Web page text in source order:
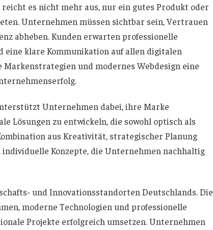
es nicht mehr aus, nur ein gutes Produkt oder
Unternehmen müssen sichtbar sein, Vertrauen
abheben. Kunden erwarten professionelle
klare Kommunikation auf allen digitalen
Markenstrategien und modernes Webdesign eine
Unternehmen dabei, ihre Marke
Lösungen zu entwickeln, die sowohl optisch als
aus Kreativität, strategischer Planung
Konzepte, die Unternehmen nachhaltig
und Innovationsstandorten Deutschlands. Die
moderne Technologien und professionelle
Projekte erfolgreich umsetzen. Unternehmen